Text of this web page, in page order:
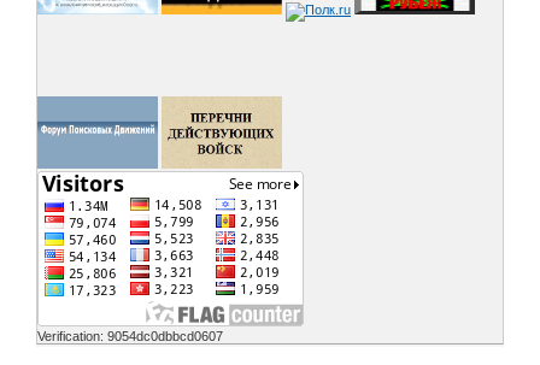
Verification: 9054dc0dbbcd0607